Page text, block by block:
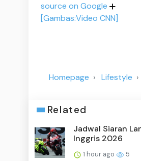
source on Google
[Gambas:Video CNN]
Homepage Lifestyle
Related
Jadwal Siaran
Inggris 2026
1 hour ago 5